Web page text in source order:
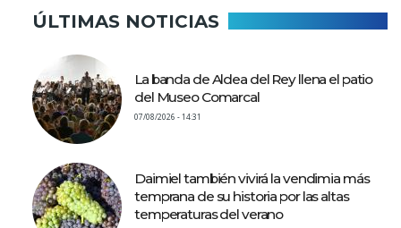
ÚLTIMAS NOTICIAS
La banda de Aldea del Rey llena el patio
del Museo Comarcal
07/08/2026 - 14:31
Daimiel también vivirá la vendimia más
temprana de su historia por las altas
temperaturas del verano